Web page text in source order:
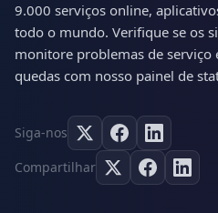
9.000 serviços online,
todo o mundo. Verifique se os
monitore problemas de
quedas com nosso painel de
Siga-nos
Compartilhar